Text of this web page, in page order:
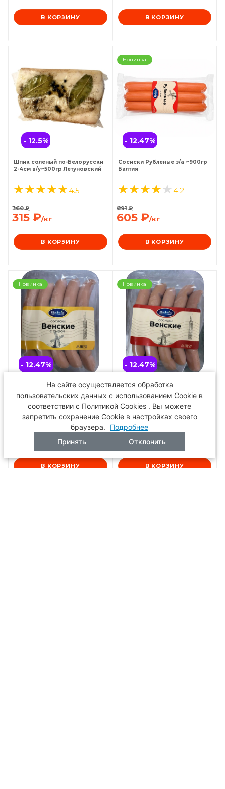
В КОРЗИНУ В КОРЗИНУ
- 12.5%
Шпик соленый по-Белорусски
2-4см в/у~500гр Летуновский
4.5
315 ₽/кг
360₽
В КОРЗИНУ
- 12.47%
Новинка
Сосиски Рубленые з/а ~900гр
Балтия
4.2
605₽/кг
691₽
В КОРЗИНУ
- 12.47%
Новинка
Сосиски Венские с сыром газ
300гр Балтия
4.6
В КОРЗИНУ
- 12.47%
Новинка
Сосиски Венские н/о газ 300гр
Балтия
4.6
167₽/шт
191₽
В КОРЗИНУ
На сайте осуществляется обработка
пользовательских данных с использованием Cookie в
соответствии с Политикой Cookies . Вы можете
запретить сохранение Cookie в настройках своего
браузера.
Подробнее
Принять
Отклонить